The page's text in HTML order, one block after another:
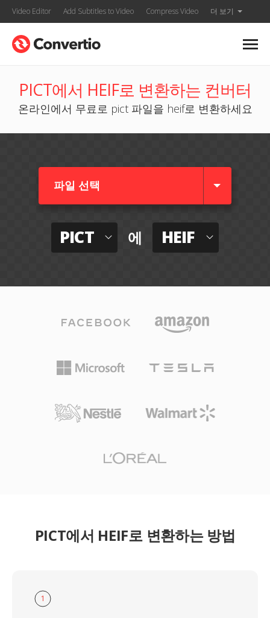
Video Editor Add Subtitles to Video Compress Video 더 보기
PICT에서 HEIF로 변환하는 컨버터
온라인에서 무료로 pict 파일을 heif로 변환하세요
파일 선택
PICT 에 HEIF
PICT에서 HEIF로 변환하는 방법
1